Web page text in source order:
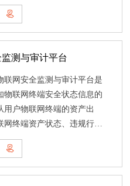
测与审计平台
联网安全监测与审计平台是
物联网终端安全状态信息的
用户物联网终端的资产出
网终端资产状态、违规行
系统漏洞等威胁信息，并且
、绕过现有安全防御机制的
时主动监测、预警威胁信息